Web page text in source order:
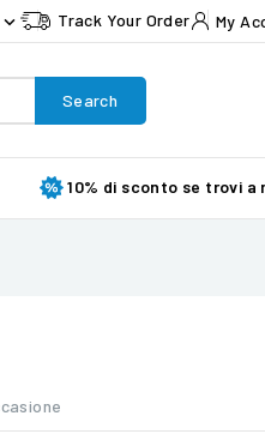
 Track Your Order My
Search
10% di sconto se trovi a